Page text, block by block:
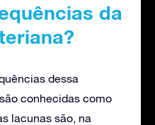
da
dessa
conhecidas como
lacunas são, na